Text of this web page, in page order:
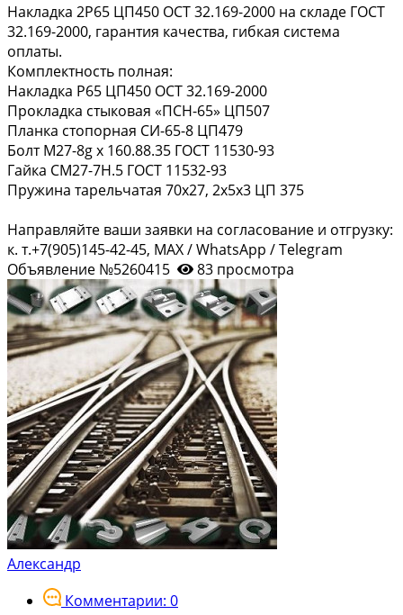
Накладка 2Р65 ЦП450 ОСТ 32.169-2000 на складе ГОСТ
32.169-2000, гарантия качества, гибкая система
оплаты.
Комплектность полная:
Накладка Р65 ЦП450 ОСТ 32.169-2000
Прокладка стыковая «ПСН-65» ЦП507
Планка стопорная СИ-65-8 ЦП479
Болт M27-8g x 160.88.35 ГОСТ 11530-93
Гайка СМ27-7Н.5 ГОСТ 11532-93
Пружина тарельчатая 70x27, 2x5x3 ЦП 375
Направляйте ваши заявки на согласование и отгрузку:
к. т.+7(905)145-42-45, MAX / WhatsApp / Telegram
Объявление №5260415
83 просмотра
Александр
Комментарии: 0